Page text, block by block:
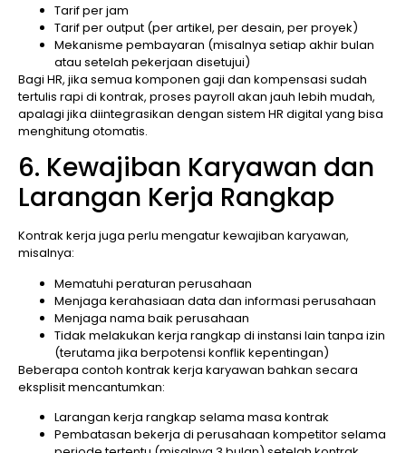
Tarif per jam
Tarif per output (per artikel, per desain, per proyek)
Mekanisme pembayaran (misalnya setiap akhir bulan
atau setelah pekerjaan disetujui)
Bagi HR, jika semua komponen gaji dan kompensasi sudah
tertulis rapi di kontrak, proses payroll akan jauh lebih mudah,
apalagi jika diintegrasikan dengan sistem HR digital yang bisa
menghitung otomatis.
6. Kewajiban Karyawan dan
Larangan Kerja Rangkap
Kontrak kerja juga perlu mengatur kewajiban karyawan,
misalnya:
Mematuhi peraturan perusahaan
Menjaga kerahasiaan data dan informasi perusahaan
Menjaga nama baik perusahaan
Tidak melakukan kerja rangkap di instansi lain tanpa izin
(terutama jika berpotensi konflik kepentingan)
Beberapa contoh kontrak kerja karyawan bahkan secara
eksplisit mencantumkan:
Larangan kerja rangkap selama masa kontrak
Pembatasan bekerja di perusahaan kompetitor selama